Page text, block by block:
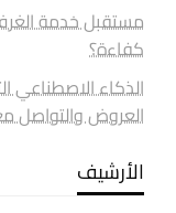
مستقبل خدمة
كفاءة؟
الذكاء الاصطناعي
العروض والتواصل
الأرشيف